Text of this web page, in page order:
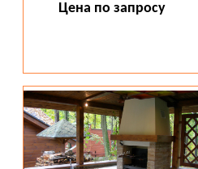
Цена по запросу